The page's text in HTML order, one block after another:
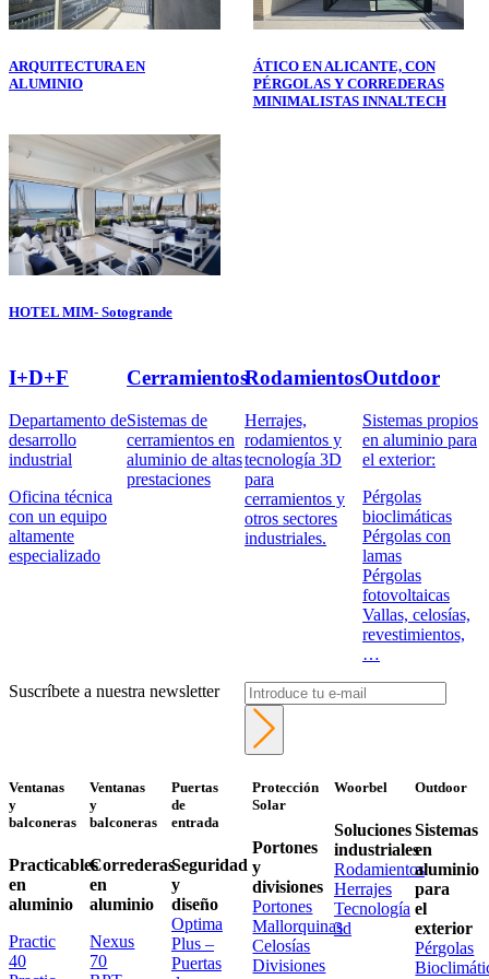
ARQUITECTURA EN
ALUMINIO
ÁTICO EN ALICANTE, CON
PÉRGOLAS Y CORREDERAS
MINIMALISTAS INNALTECH
HOTEL MIM- Sotogrande
I+D+F
Departamento de
desarrollo
industrial
Oficina técnica
con un equipo
altamente
especializado
Cerramientos
Sistemas de
cerramientos en
aluminio de altas
prestaciones
Rodamientos
Herrajes,
rodamientos y
tecnología 3D
para
cerramientos y
otros sectores
industriales.
Outdoor
Sistemas propios
en aluminio para
el exterior:
Pérgolas
bioclimáticas
Pérgolas con
lamas
Pérgolas
fotovoltaicas
Vallas, celosías,
revestimientos,
…
Suscríbete a nuestra newsletter
Ventanas
y
balconeras
Practicables
en
aluminio
Practic
40
Ventanas
y
balconeras
Correderas
en
aluminio
Nexus
70
Puertas
de
entrada
Seguridad
y
diseño
Optima
Plus –
Puertas
Protección
Solar
Portones
y
divisiones
Portones
Mallorquinas
Celosías
Divisiones
Woorbel
Soluciones
industriales
Rodamientos
Herrajes
Tecnología
3d
Outdoor
Sistemas
en
aluminio
para
el
exterior
Pérgolas